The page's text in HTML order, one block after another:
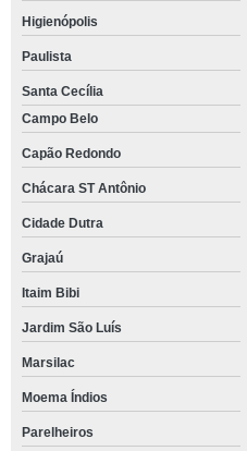
Higienópolis
Paulista
Santa Cecília
Campo Belo
Capão Redondo
Chácara ST Antônio
Cidade Dutra
Grajaú
Itaim Bibi
Jardim São Luís
Marsilac
Moema Índios
Parelheiros